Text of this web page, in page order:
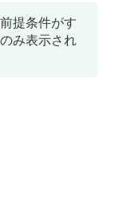
提条件がす
み表示され